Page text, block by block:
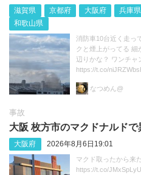
滋賀県 京都府 大阪府 兵庫県
和歌山県
消防車10台近く走っ
クと煙上がってる 細
辺りかな？ ワンチャ
https://t.co/
なつめん@
事故
大阪 枚方市のマクドナルド
大阪府 2026年8月6日19:01
マクド取ったから来
https://t.co/